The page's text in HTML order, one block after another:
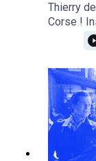
Thierry
Corse !
son
de l’île et
débattent.